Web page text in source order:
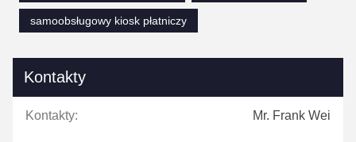
samoobsługowy kiosk płatniczy
Kontakty
Kontakty: Mr. Frank Wei